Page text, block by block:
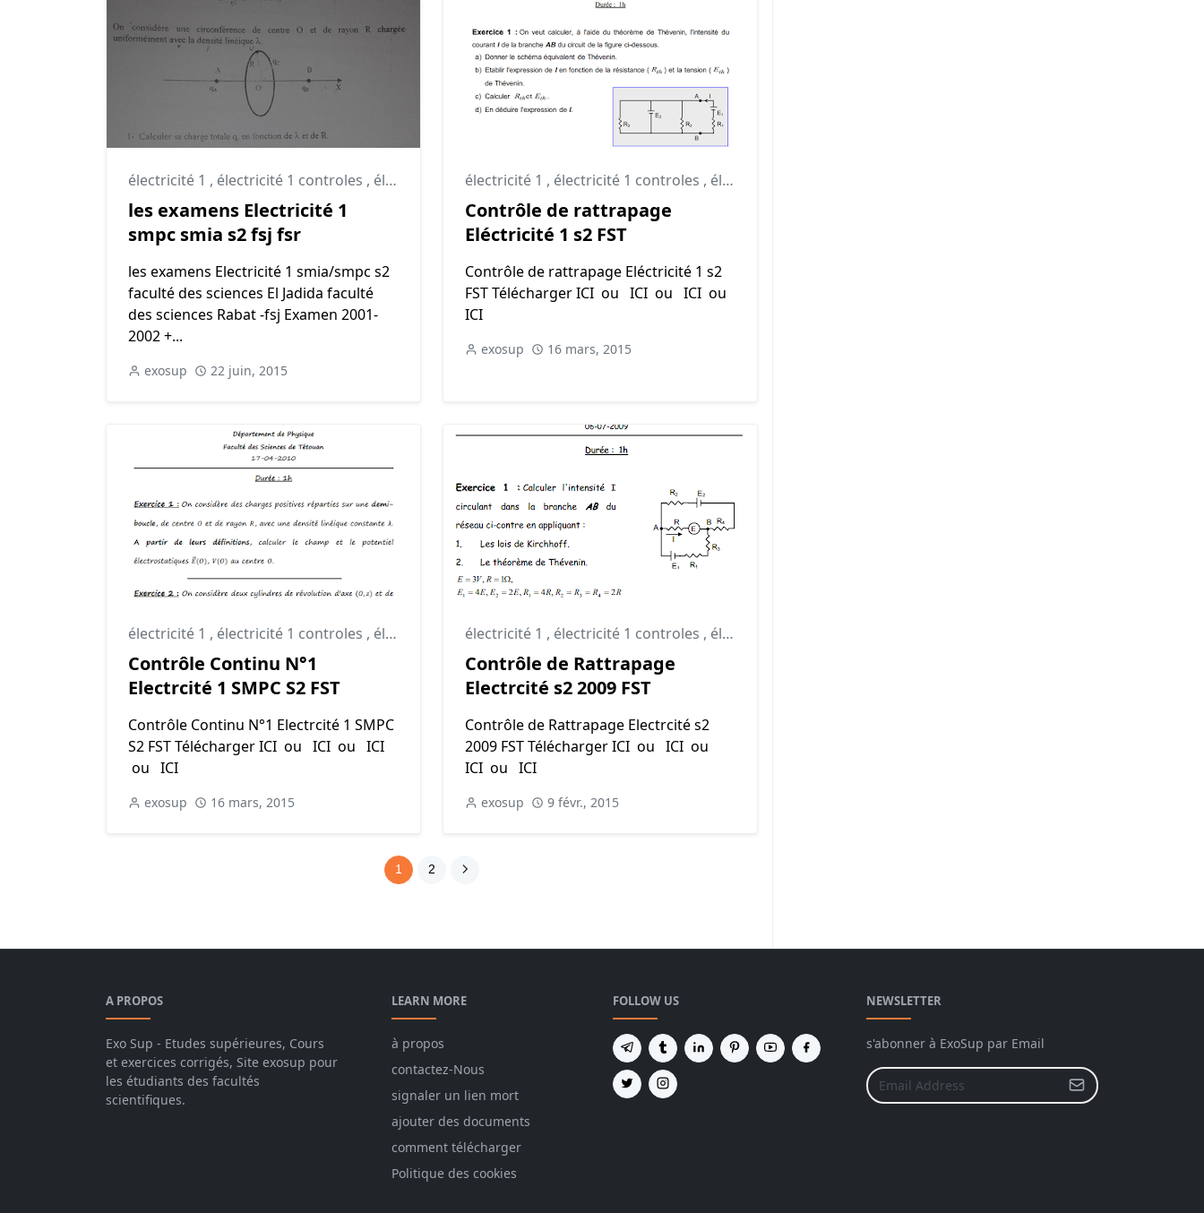
électricité 1 , électricité 1 controles , électricité 1 td
les examens Electricité 1
smpc smia s2 fsj fsr
les examens Electricité 1 smia/smpc s2
faculté des sciences El Jadida faculté
des sciences Rabat -fsj Examen 2001-
2002 +...
exosup 22 juin, 2015
électricité 1 , électricité 1 controles , électricité 1 td
Contrôle de rattrapage
Eléctricité 1 s2 FST
Contrôle de rattrapage Eléctricité 1 s2
FST Télécharger ICI ou ICI ou ICI ou
ICI
exosup 16 mars, 2015
électricité 1 , électricité 1 controles , électricité 1 td
Contrôle Continu N°1
Electrcité 1 SMPC S2 FST
Contrôle Continu N°1 Electrcité 1 SMPC
S2 FST Télécharger ICI ou ICI ou ICI
ou ICI
exosup 16 mars, 2015
électricité 1 , électricité 1 controles , électricité 1 td
Contrôle de Rattrapage
Electrcité s2 2009 FST
Contrôle de Rattrapage Electrcité s2
2009 FST Télécharger ICI ou ICI ou
ICI ou ICI
exosup 9 févr., 2015
1 2
A PROPOS
Exo Sup - Etudes supérieures, Cours
et exercices corrigés, Site exosup pour
les étudiants des facultés
scientifiques.
LEARN MORE
à propos
contactez-Nous
signaler un lien mort
ajouter des documents
comment télécharger
Politique des cookies
FOLLOW US NEWSLETTER
s'abonner à ExoSup par Email